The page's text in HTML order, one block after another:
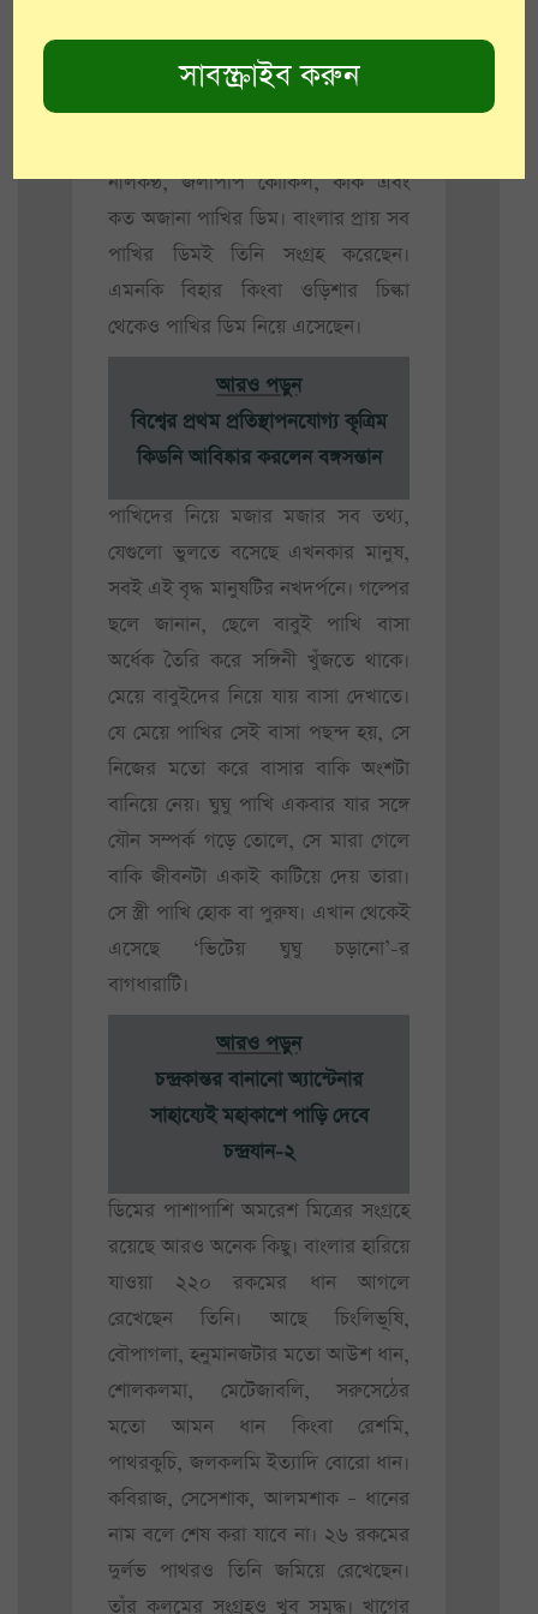
গায়ে নাম লিখে তার মধ্যে সযত্নে রেখে
দিতেন সেগুলো। এভাবেই তিনি ১২০
রকম পাখির প্রায় ৫০০ ডিম সংগ্রহ
নীলকণ্ঠ, জলপিপি কোকিল, কাক এবং
কত অজানা পাখির ডিম। বাংলার প্রায় সব
পাখির ডিমই তিনি সংগ্রহ করেছেন।
এমনকি বিহার কিংবা ওড়িশার চিল্কা
থেকেও পাখির ডিম নিয়ে এসেছেন।
আরও পড়ুন
বিশ্বের প্রথম প্রতিস্থাপনযোগ্য কৃত্রিম
কিডনি আবিষ্কার করলেন বঙ্গসন্তান
পাখিদের নিয়ে মজার মজার সব তথ্য,
যেগুলো ভুলতে বসেছে এখনকার মানুষ,
সবই এই বৃদ্ধ মানুষটির নখদর্পনে। গল্পের
ছলে জানান, ছেলে বাবুই পাখি বাসা
অর্ধেক তৈরি করে সঙ্গিনী খুঁজতে থাকে।
মেয়ে বাবুইদের নিয়ে যায় বাসা দেখাতে।
যে মেয়ে পাখির সেই বাসা পছন্দ হয়, সে
নিজের মতো করে বাসার বাকি অংশটা
বানিয়ে নেয়। ঘুঘু পাখি একবার যার সঙ্গে
যৌন সম্পর্ক গড়ে তোলে, সে মারা গেলে
বাকি জীবনটা একাই কাটিয়ে দেয় তারা।
সে স্ত্রী পাখি হোক বা পুরুষ। এখান থেকেই
এসেছে ‘ভিটেয় ঘুঘু চড়ানো’-র
বাগধারাটি।
আরও পড়ুন
চন্দ্রকান্তর বানানো অ্যান্টেনার
সাহায্যেই মহাকাশে পাড়ি দেবে
চন্দ্রযান-২
ডিমের পাশাপাশি অমরেশ মিত্রের সংগ্রহে
রয়েছে আরও অনেক কিছু। বাংলার হারিয়ে
যাওয়া ২২০ রকমের ধান আগলে
রেখেছেন তিনি। আছে চিংলিভূষি,
বৌপাগলা, হনুমানজটার মতো আউশ ধান,
শোলকলমা, মেটেজাবলি, সরুসেঠের
মতো আমন ধান কিংবা রেশমি,
পাথরকুচি, জলকলমি ইত্যাদি বোরো ধান।
কবিরাজ, সেসেশাক, আলমশাক – ধানের
নাম বলে শেষ করা যাবে না। ২৬ রকমের
দুর্লভ পাথরও তিনি জমিয়ে রেখেছেন।
তাঁর কলমের সংগ্রহও খুব সমৃদ্ধ। খাগের